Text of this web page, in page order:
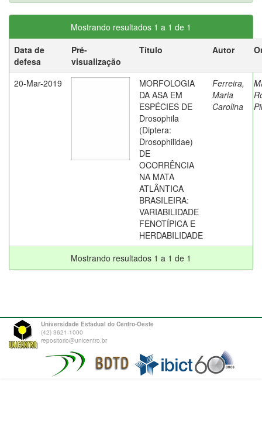
Mostrando resultados 1 a 1 de 1
Data de
defesa
Pré-
visualização
Título Autor
20-Mar-2019
MORFOLOGIA
DA ASA EM
ESPÉCIES DE
Drosophila
(Diptera:
Drosophilidae)
DE
OCORRÊNCIA
NA MATA
ATLÂNTICA
BRASILEIRA:
VARIABILIDADE
FENOTÍPICA E
HERDABILIDADE
Ferreira,
Maria
Carolina
Mostrando resultados 1 a 1 de 1
Universidade Estadual do Centro-Oeste
(42) 3621-1000
repositorio@unicentro.br